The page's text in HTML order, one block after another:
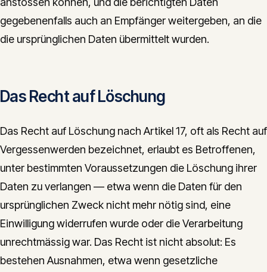
gegebenenfalls auch an Empfänger weitergeben, an die
die ursprünglichen Daten übermittelt wurden.
Das Recht auf Löschung
Das Recht auf Löschung nach Artikel 17, oft als Recht auf
Vergessenwerden bezeichnet, erlaubt es Betroffenen,
unter bestimmten Voraussetzungen die Löschung ihrer
Daten zu verlangen — etwa wenn die Daten für den
ursprünglichen Zweck nicht mehr nötig sind, eine
Einwilligung widerrufen wurde oder die Verarbeitung
unrechtmässig war. Das Recht ist nicht absolut: Es
bestehen Ausnahmen, etwa wenn gesetzliche